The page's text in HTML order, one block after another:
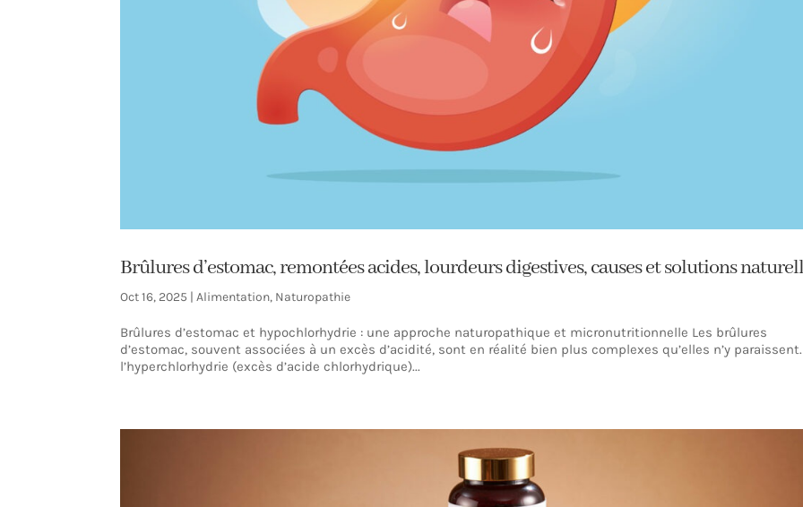
Brûlures d’estomac, remontées acides, lourdeurs digestives, causes et solutions
Oct 16, 2025 |Alimentation, Naturopathie
Brûlures d’estomac et hypochlorhydrie : une approche naturopathique et micronutritionnelle Les brûlures
d’estomac, souvent associées à un excès d’acidité, sont en réalité bien plus complexes qu’elles n’y
l’hyperchlorhydrie (excès d’acide chlorhydrique)...